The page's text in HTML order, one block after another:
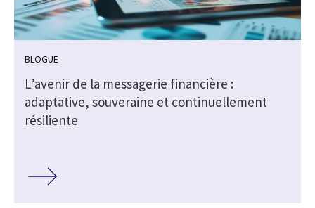
BLOGUE
L’avenir de la messagerie financière :
adaptative, souveraine et continuellement
résiliente